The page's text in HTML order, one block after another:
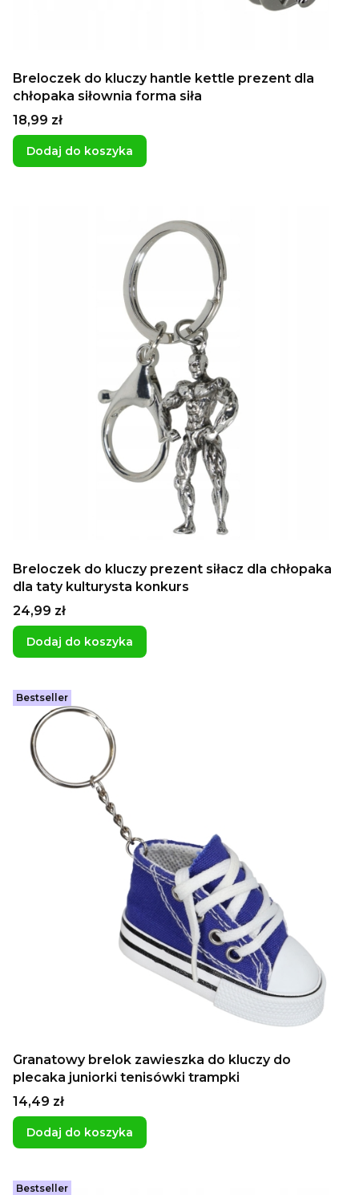
Breloczek do kluczy hantle kettle prezent dla
chłopaka siłownia forma siła
Cena
18,99 zł
Dodaj do koszyka
Breloczek do kluczy prezent siłacz dla chłopaka
dla taty kulturysta konkurs
Cena
24,99 zł
Dodaj do koszyka
Bestseller
Granatowy brelok zawieszka do kluczy do
plecaka juniorki tenisówki trampki
Cena
14,49 zł
Dodaj do koszyka
Bestseller